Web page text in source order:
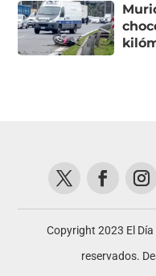
Copyright 2023 El
reservados.